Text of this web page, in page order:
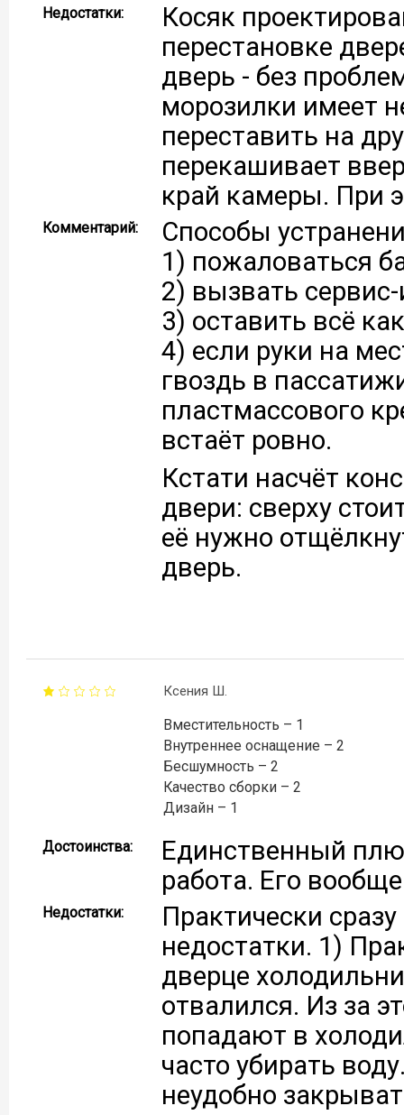
Недостатки:
Косяк
перестановке
дверь - без
морозилки имеет
переставить на
перекашивает
край камеры. При
Комментарий:
Способы
1) пожаловаться
2) вызвать
3) оставить всё
4) если руки на
гвоздь в
пластмассового
встаёт ровно.
Кстати насчёт
двери: сверху
её нужно
дверь.
Ксения Ш.
Вместительность – 1
Внутреннее оснащение – 2
Бесшумность – 2
Качество сборки – 2
Дизайн – 1
Достоинства:
Единственный
работа. Его
Недостатки:
Практически
недостатки. 1)
дверце
отвалился. Из за
попадают в
часто убирать
неудобно